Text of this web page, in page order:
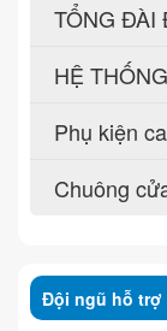
TỔNG ĐÀI
HỆ
Phụ kiện
Chuông
Đội ngũ hỗ trợ